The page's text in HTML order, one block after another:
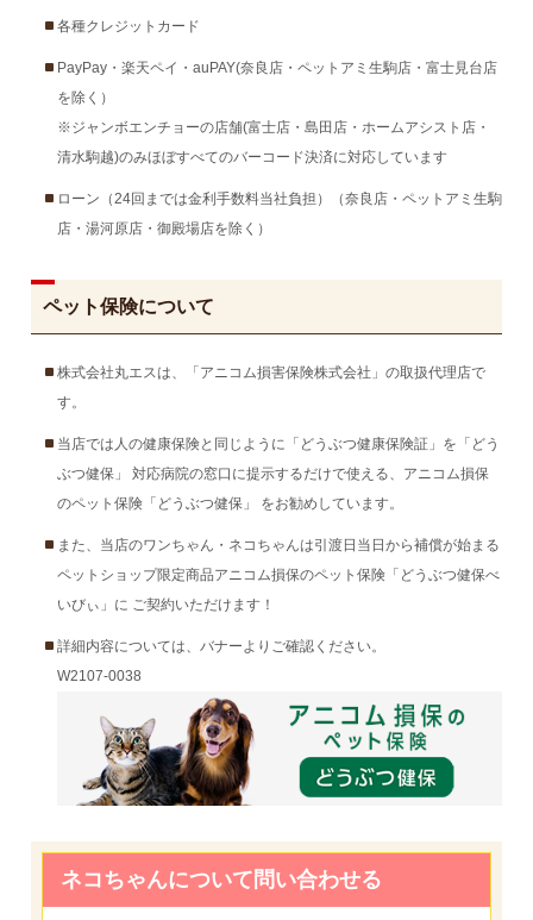
各種クレジットカード
PayPay・楽天ペイ・auPAY(奈良店・ペットアミ生駒店・富士見台店
を除く）
※ジャンボエンチョーの店舗(富士店・島田店・ホームアシスト店・
清水駒越)のみほぼすべてのバーコード決済に対応しています
ローン（24回までは金利手数料当社負担）（奈良店・ペットアミ生駒
店・湯河原店・御殿場店を除く）
ペット保険について
株式会社丸エスは、「アニコム損害保険株式会社」の取扱代理店で
す。
当店では人の健康保険と同じように「どうぶつ健康保険証」を「どう
ぶつ健保」 対応病院の窓口に提示するだけで使える、アニコム損保
のペット保険「どうぶつ健保」 をお勧めしています。
また、当店のワンちゃん・ネコちゃんは引渡日当日から補償が始まる
ペットショップ限定商品アニコム損保のペット保険「どうぶつ健保べ
いびぃ」に ご契約いただけます！
詳細内容については、バナーよりご確認ください。
W2107-0038
ネコちゃんについて問い合わせる